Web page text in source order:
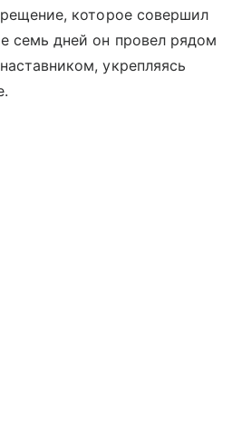
которое совершил
семь дней он провел рядом
укрепляясь